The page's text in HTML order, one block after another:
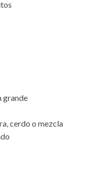
grande
cerdo o mezcla